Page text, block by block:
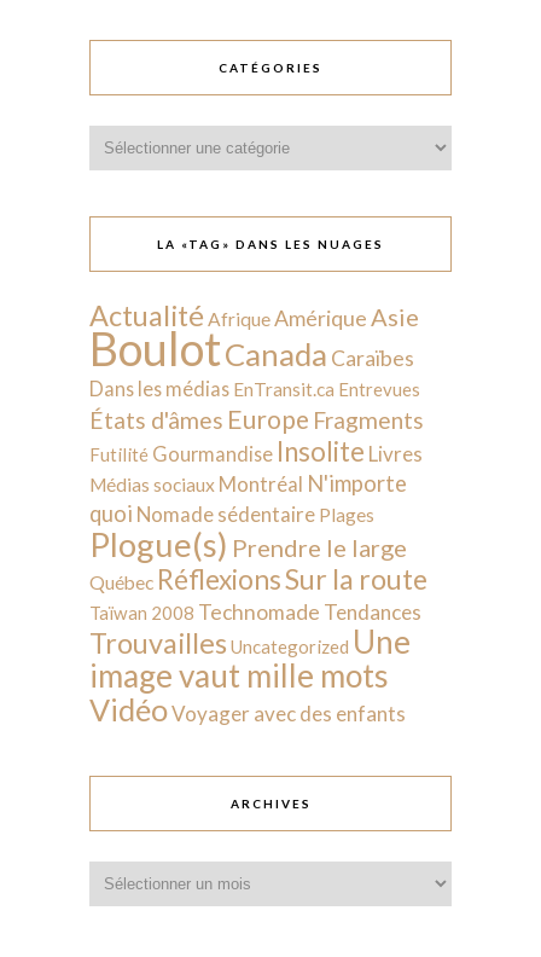
CATÉGORIES
LA «TAG» DANS LES NUAGES
Actualité AfriqueAmérique Asie
BoulotCanada Caraïbes
Dans les médias EnTransit.ca Entrevues
États d'âmes Europe Fragments
Futilité Gourmandise Insolite Livres
Médias sociaux Montréal N'importe
quoi Nomade sédentaire Plages
Plogue(s) Prendre le large
Québec RéflexionsSur la route
Taïwan 2008 Technomade Tendances
Trouvailles Uncategorized Une
image vaut mille mots
VidéoVoyager avec des enfants
ARCHIVES